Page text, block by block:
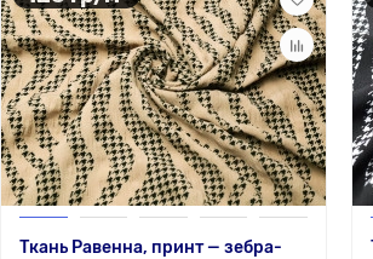
Ткань Равенна, принт — зебра-